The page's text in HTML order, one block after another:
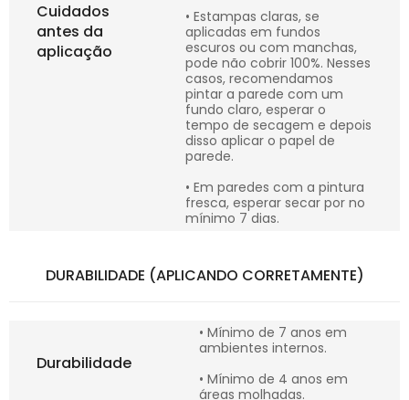
Cuidados
antes da
aplicação
• Estampas claras, se
aplicadas em fundos
escuros ou com manchas,
pode não cobrir 100%. Nesses
casos, recomendamos
pintar a parede com um
fundo claro, esperar o
tempo de secagem e depois
disso aplicar o papel de
parede.
• Em paredes com a pintura
fresca, esperar secar por no
mínimo 7 dias.
DURABILIDADE (APLICANDO CORRETAMENTE)
Durabilidade
• Mínimo de 7 anos em
ambientes internos.
• Mínimo de 4 anos em
áreas molhadas.